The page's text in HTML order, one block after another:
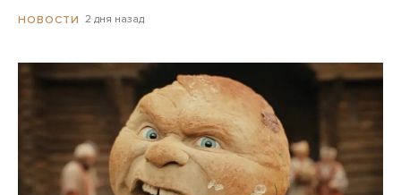
НОВОСТИ 2 дня назад